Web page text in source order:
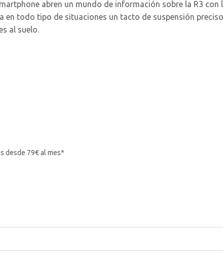
abren un mundo de información sobre la R3 con
todo tipo de situaciones un tacto de suspensión
al suelo.
desde 79€ al mes*